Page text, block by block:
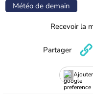
Météo de demain
Recevoir la
Partager